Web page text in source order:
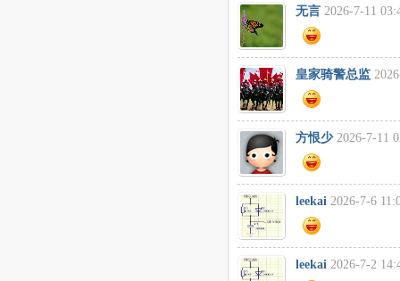
无言 2026-7-11
皇家骑警总监
方恨少 2026-7-11
leekai 2026-7-6
leekai 2026-7-2